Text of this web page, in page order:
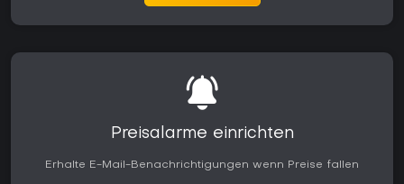
Preisalarme einrichten
Erhalte E-Mail-Benachrichtigungen wenn Preise fallen